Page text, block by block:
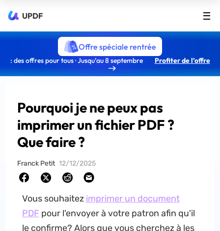
UPDF
Offre spéciale rentrée
: des offres pour tous · Jusqu’au 8 septembre Profiter de l’offre
Pourquoi je ne peux pas
imprimer un fichier PDF ?
Que faire ?
Franck Petit 12/12/2025
Vous souhaitez imprimer un document
PDF pour l'envoyer à votre patron afin qu'il
le confirme? Alors que vous cherchez à les